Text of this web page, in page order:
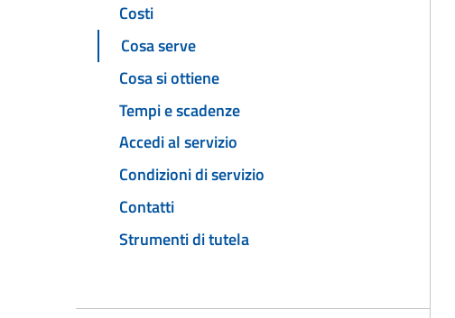
Costi
Cosa serve
Cosa si ottiene
Tempi e scadenze
Accedi al servizio
Condizioni di servizio
Contatti
Strumenti di tutela